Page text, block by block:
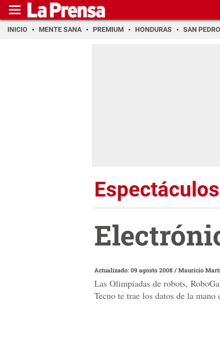
INICIO MENTE SANA PREMIUM HONDURAS SAN PEDRO
Espectáculos
Actualizado: 09 agosto 2008/Mauricio
Las Olimpiadas de robots,
Tecno te trae los datos de la mano